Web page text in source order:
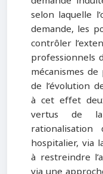
selon laquelle
demande, les
contrôler
professionnels
mécanismes
de l’évolution
à cet effet
vertus de
hospitalier, via
à restreindre